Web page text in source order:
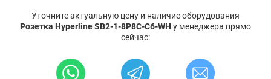
Уточните актуальную цену и наличие оборудования
Розетка Hyperline SB2-1-8P8C-C6-WH у менеджера прямо
сейчас: